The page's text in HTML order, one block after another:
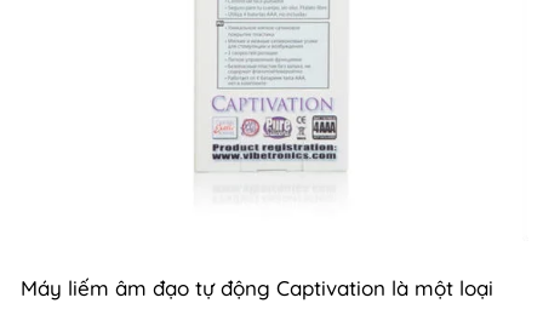
Máy liếm âm đạo tự động Captivation là một loại